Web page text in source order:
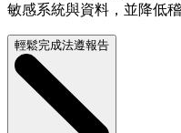
敏感系統與資料，並降低
輕鬆完成法遵報告